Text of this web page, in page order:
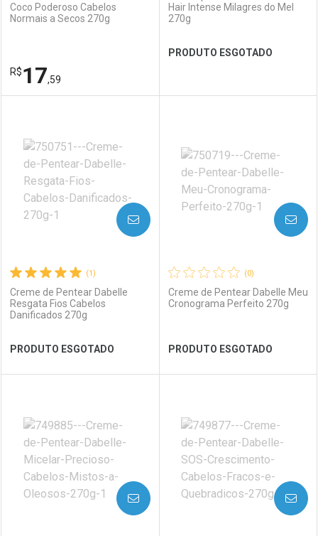
Coco Poderoso Cabelos
Normais a Secos 270g
R$17,59
Laboratório
Ativar Desconto
Por Menos
Hair Intense Milagres do Mel
270g
PRODUTO ESGOTADO
Laboratório
Por Menos
(1)
Creme de Pentear Dabelle
Resgata Fios Cabelos
Danificados 270g
PRODUTO ESGOTADO
AVISE-ME
Laboratório
Por Menos
(0)
Creme de Pentear Dabelle Meu
Cronograma Perfeito 270g
PRODUTO ESGOTADO
AVISE-ME
Laboratório
Por Menos
AVISE-ME AVISE-ME